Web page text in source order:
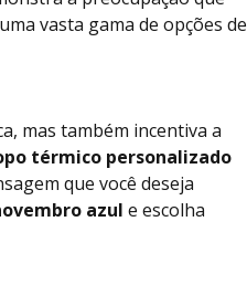
vasta gama de opções de
mas também incentiva a
térmico personalizado
que você deseja
azul e escolha